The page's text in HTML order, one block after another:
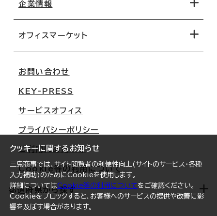
クッキーに関するお知らせ
三鬼商事では、サイト閲覧者の利便性向上(サイトのサービス・各種
入力補助)のためにCookieを使用します。
詳細についてはCookie等の利用についてをご確認ください。
Cookieをブロックすると、お客様へのサービスの提供や改善に影
響を及ぼす場合があります。
地図から探す
路線・駅から探す
移転コストシミュレーション
移転スケジュール
オフィス移転Q&A
企業情報
オフィスマーケット
大阪
名古屋
札幌
仙台
横浜
福岡
オフィスリポート
お問い合わせ
KEY-PRESS
サービスオフィス
プライバシーポリシー
ご利用にあたって
Cookie等の利用について
都道府県から探す